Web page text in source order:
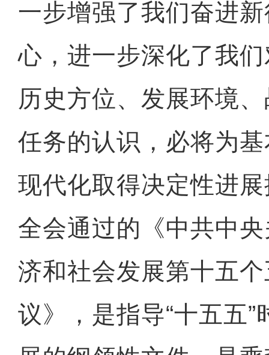
一步增强了我们奋进
心，进一步深化了我们
历史方位、发展环境
任务的认识，必将为
现代化取得决定性进
全会通过的《中共中
济和社会发展第十五
议》，是指导“十五五